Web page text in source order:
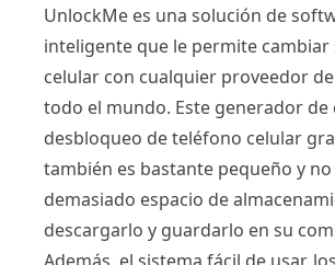
UnlockMe es una solución de
inteligente que le permite
celular con cualquier proveedor
todo el mundo. Este generador de
desbloqueo de teléfono celular
también es bastante pequeño y
demasiado espacio de
descargarlo y guardarlo en su